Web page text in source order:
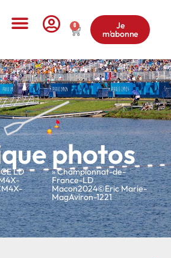
0 Je
m'abonne
photos
LD » Championnat-de-
France-LD
Macon2024©Eric Marie-
MagAviron-1221